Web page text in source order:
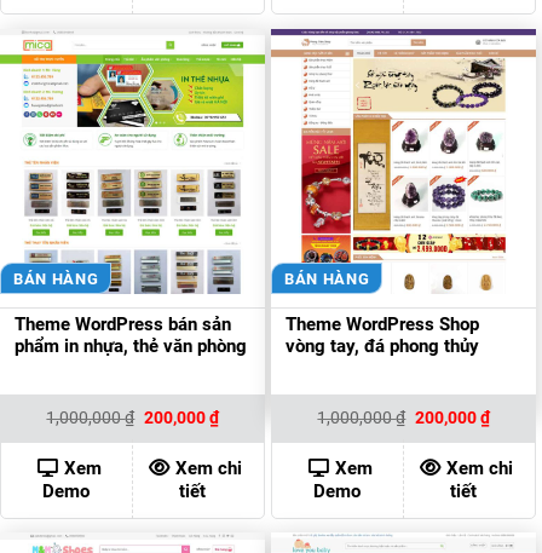
BÁN HÀNG
Theme WordPress bán sản
phẩm in nhựa, thẻ văn phòng
1,000,000₫ Giá
là:
1,000,000 ₫.
200,000₫Giá
hiện
tại
là:
200,000 ₫.
Xem
Demo
Xem chi
tiết
BÁN HÀNG
Theme WordPress Shop
vòng tay, đá phong thủy
1,000,000₫ Giá
là:
1,000,000 ₫.
200,000₫Giá
hiện
tại
là:
Xem
Demo
Xem chi
tiết